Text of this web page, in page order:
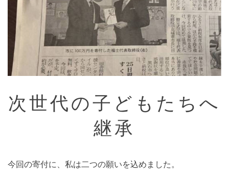
次世代の子どもたちへ
継承
今回の寄付に、私は二つの願いを込めました。